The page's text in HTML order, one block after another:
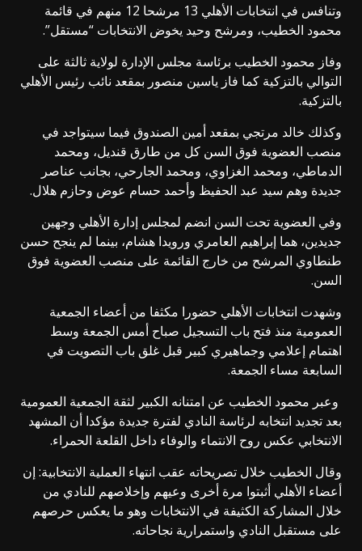
وتنافس في انتخابات الأهلي 13 مرشحا 12 منهم في قائمة
محمود الخطيب، ومرشح وحيد يخوض الانتخابات “مستقل”.
وفاز محمود الخطيب برئاسة مجلس الإدارة لولاية ثالثة على
التوالي بالتزكية كما فاز ياسين منصور بمقعد نائب رئيس الأهلي
بالتزكية.
وكذلك خالد مرتجي بمقعد أمين الصندوق فيما سيتواجد في
منصب العضوية فوق السن كل من طارق قنديل، ومحمد
الدماطي، ومحمد الغزاوي، ومحمد الجارحي، بجانب عناصر
جديدة وهم سيد عبد الحفيظ وأحمد حسام عوض وحازم هلال.
وفي العضوية تحت السن انضم لمجلس إدارة الأهلي وجهين
جديدين، هما إبراهيم العامري ورويدا هشام، بينما لم ينجح حسن
طنطاوي المرشح من خارج القائمة على منصب العضوية فوق
السن.
وشهدت انتخابات الأهلي حضورا مكثفا من أعضاء الجمعية
العمومية منذ فتح باب التسجيل صباح أمس الجمعة وسط
اهتمام إعلامي وجماهيري كبير قبل غلق باب التصويت في
السابعة مساء الجمعة.
وعبر محمود الخطيب عن امتنانه الكبير لثقة الجمعية العمومية
بعد تجديد انتخابه لرئاسة النادي لفترة جديدة مؤكدا أن المشهد
الانتخابي عكس روح الانتماء والوفاء داخل القلعة الحمراء.
وقال الخطيب خلال تصريحاته عقب انتهاء العملية الانتخابية: إن
أعضاء الأهلي أثبتوا مرة أخرى وعيهم وإخلاصهم للنادي من
خلال المشاركة الكثيفة في الانتخابات وهو ما يعكس حرصهم
على مستقبل النادي واستمرارية نجاحاته.